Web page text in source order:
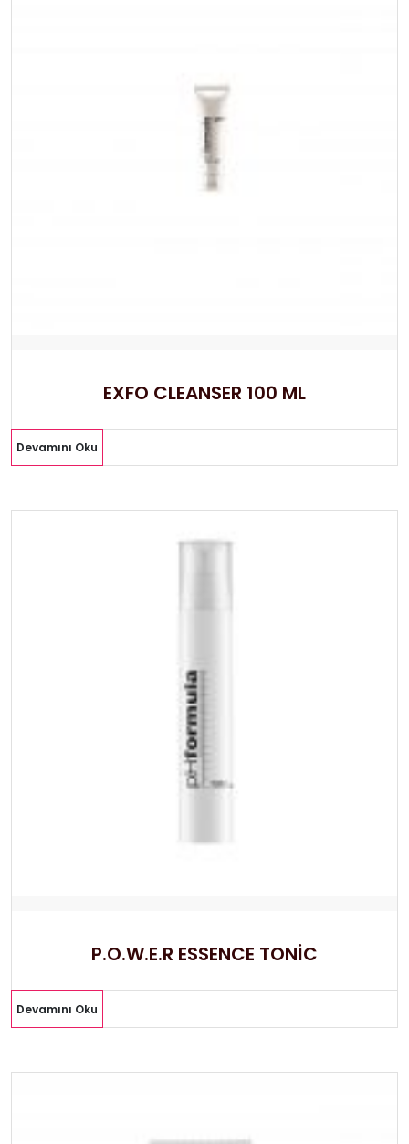
EXFO CLEANSER 100 ML
Devamını Oku
P.O.W.E.R ESSENCE TONİC
Devamını Oku